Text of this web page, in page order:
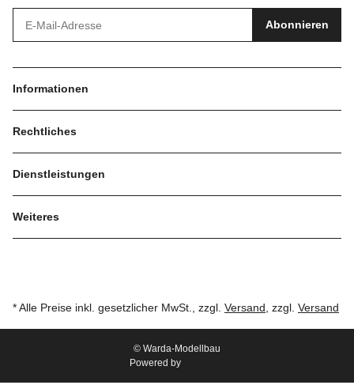
Abonnieren
Informationen
Rechtliches
Dienstleistungen
Weiteres
* Alle Preise inkl. gesetzlicher MwSt., zzgl. Versand , zzgl. Versand
© Warda-Modellbau
Powered by